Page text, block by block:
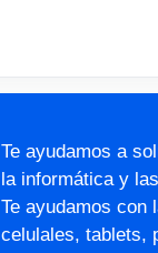
Te ayudamos a
la informática y
Te ayudamos con
celulales, tablets,